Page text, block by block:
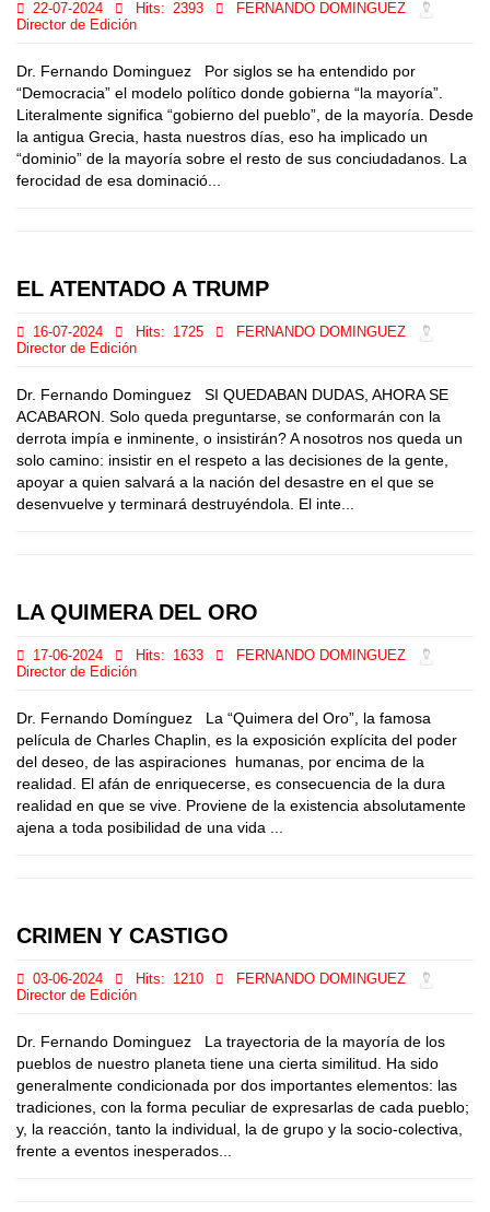
22-07-2024 Hits: 2393
FERNANDO DOMINGUEZ
Director de Edición
Dr. Fernando Dominguez Por siglos se ha entendido por
“Democracia” el modelo político donde gobierna “la mayoría”.
Literalmente significa “gobierno del pueblo”, de la mayoría. Desde
la antigua Grecia, hasta nuestros días, eso ha implicado un
“dominio” de la mayoría sobre el resto de sus conciudadanos. La
ferocidad de esa dominació...
EL ATENTADO A TRUMP
16-07-2024 Hits: 1725
FERNANDO DOMINGUEZ
Director de Edición
Dr. Fernando Dominguez SI QUEDABAN DUDAS, AHORA SE
ACABARON. Solo queda preguntarse, se conformarán con la
derrota impía e inminente, o insistirán? A nosotros nos queda un
solo camino: insistir en el respeto a las decisiones de la gente,
apoyar a quien salvará a la nación del desastre en el que se
desenvuelve y terminará destruyéndola. El inte...
LA QUIMERA DEL ORO
17-06-2024 Hits: 1633
FERNANDO DOMINGUEZ
Director de Edición
Dr. Fernando Domínguez La “Quimera del Oro”, la famosa
película de Charles Chaplin, es la exposición explícita del poder
del deseo, de las aspiraciones humanas, por encima de la
realidad. El afán de enriquecerse, es consecuencia de la dura
realidad en que se vive. Proviene de la existencia absolutamente
ajena a toda posibilidad de una vida ...
CRIMEN Y CASTIGO
03-06-2024 Hits: 1210
FERNANDO DOMINGUEZ
Director de Edición
Dr. Fernando Dominguez La trayectoria de la mayoría de los
pueblos de nuestro planeta tiene una cierta similitud. Ha sido
generalmente condicionada por dos importantes elementos: las
tradiciones, con la forma peculiar de expresarlas de cada pueblo;
y, la reacción, tanto la individual, la de grupo y la socio-colectiva,
frente a eventos inesperados...